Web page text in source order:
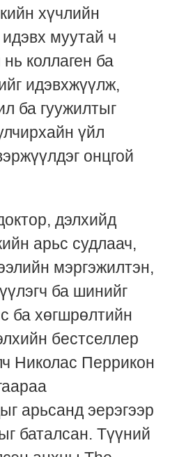
хүчлийн
муутай ч
коллаген ба
идэвхжүүлж,
ба гуужилтыг
үйл
онцгой
дэлхийд
арьс судлаач,
мэргэжилтэн,
ба шинийг
ба хөгшрөлтийн
бестселлер
Николас Перрикон
арьсанд эерэгээр
баталсан. Түүний